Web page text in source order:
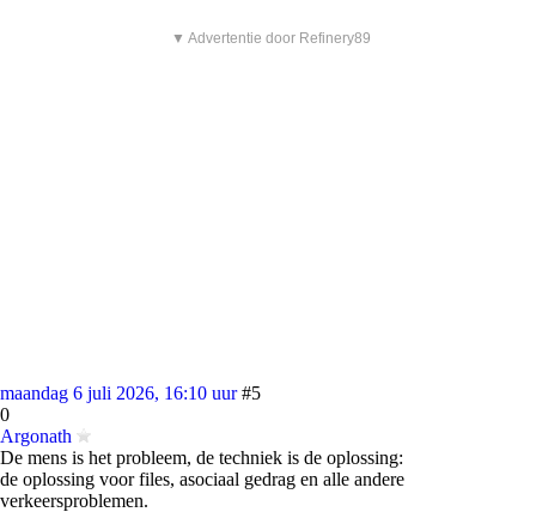
▼ Advertentie door Refinery89
maandag 6 juli 2026, 16:10 uur #5
0
Argonath
De mens is het probleem, de techniek is de oplossing:
de oplossing voor files, asociaal gedrag en alle andere
verkeersproblemen.